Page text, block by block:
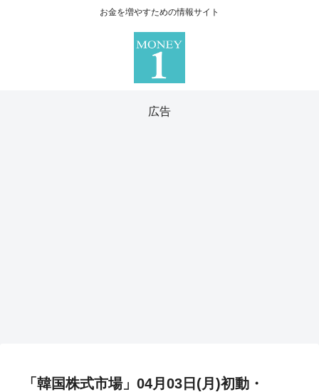
お金を増やすための情報サイト
広告
「韓国株式市場」04月03日(月)初動・